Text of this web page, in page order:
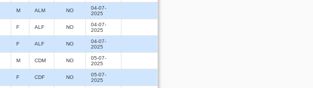
M ALM NO
04-07-
2025
F ALF NO
04-07-
2025
F ALF NO
04-07-
2025
M CDM NO
05-07-
2025
F CDF NO
05-07-
2025